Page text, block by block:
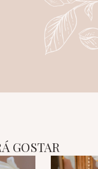
GOSTAR